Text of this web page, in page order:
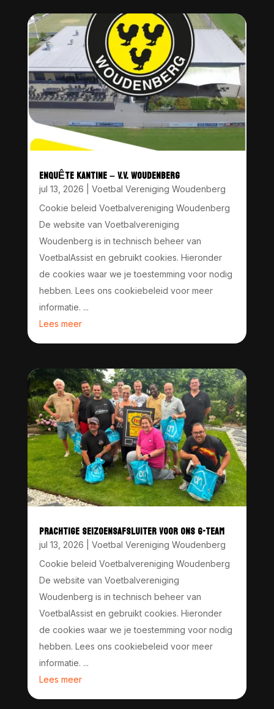
ENQUÊTE KANTINE – V.V. WOUDENBERG
jul 13, 2026
Voetbal Vereniging Woudenberg
Cookie beleid Voetbalvereniging Woudenberg
De website van Voetbalvereniging
Woudenberg is in technisch beheer van
VoetbalAssist en gebruikt cookies. Hieronder
de cookies waar we je toestemming voor nodig
hebben. Lees ons cookiebeleid voor meer
informatie. ...
Lees meer
PRACHTIGE SEIZOENSAFSLUITER VOOR ONS G-TEAM
jul 13, 2026
Voetbal Vereniging Woudenberg
Cookie beleid Voetbalvereniging Woudenberg
De website van Voetbalvereniging
Woudenberg is in technisch beheer van
VoetbalAssist en gebruikt cookies. Hieronder
de cookies waar we je toestemming voor nodig
hebben. Lees ons cookiebeleid voor meer
informatie. ...
Lees meer